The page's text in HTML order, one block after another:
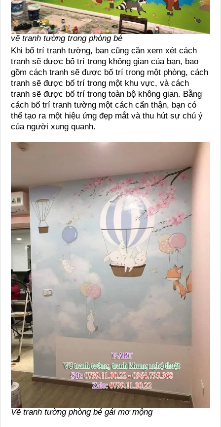
vẽ tranh tường trong phòng bé
Khi bố trí tranh tường, bạn cũng cần xem xét cách
tranh sẽ được bố trí trong không gian của bạn, bao
gồm cách tranh sẽ được bố trí trong một phòng, cách
tranh sẽ được bố trí trong một khu vực, và cách
tranh sẽ được bố trí trong toàn bộ không gian. Bằng
cách bố trí tranh tường một cách cẩn thận, bạn có
thể tạo ra một hiệu ứng đẹp mắt và thu hút sự chú ý
của người xung quanh.
Vẽ tranh tường phòng bé gái mơ mộng